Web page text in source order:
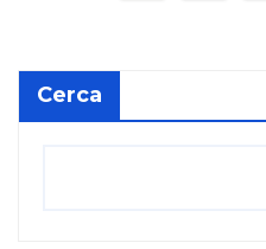
articoli
Cerca